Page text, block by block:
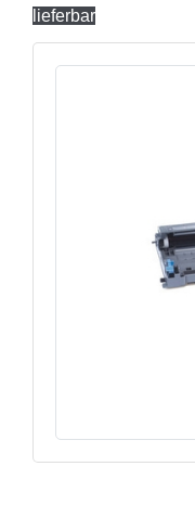
lieferbar